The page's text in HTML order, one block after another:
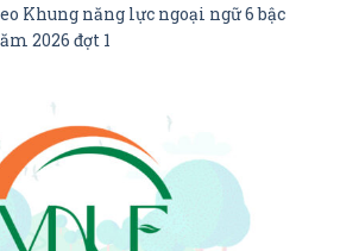
Khung năng lực ngoại ngữ 6 bậc
2026 đợt 1